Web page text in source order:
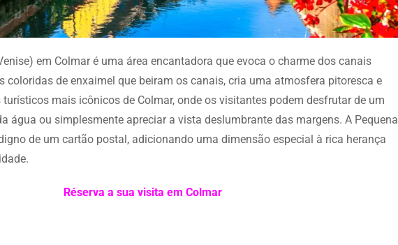
em Colmar é uma área encantadora que evoca o charme dos canais
coloridas de enxaimel que beiram os canais, cria uma atmosfera pitoresca e
mais icônicos de Colmar, onde os visitantes podem desfrutar de um
água ou simplesmente apreciar a vista deslumbrante das margens. A Pequena
de um cartão postal, adicionando uma dimensão especial à rica herança
Réserva a sua visita em Colmar